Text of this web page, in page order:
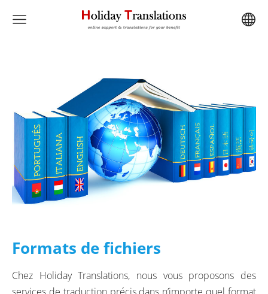
Formats de fichiers
Chez Holiday Translations, nous vous proposons des